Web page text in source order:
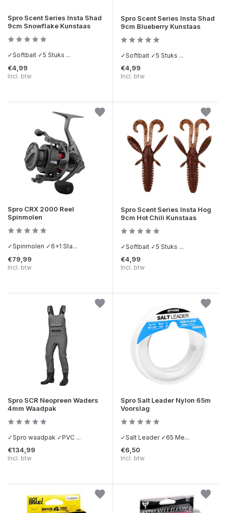
Spro Scent Series Insta Shad
9cm Snowflake Kunstaas
✓Softbait ✓5 Stuks ...
€4,99
Incl. btw
Spro Scent Series Insta Shad
9cm Blueberry Kunstaas
✓Softbait ✓5 Stuks ...
€4,99
Incl. btw
Spro CRX 2000 Reel
Spinmolen
✓Spinmolen ✓6+1 Sta...
€79,99
Incl. btw
Spro Scent Series Insta Hog
9cm Hot Chili Kunstaas
✓Softbait ✓5 Stuks ...
€4,99
Incl. btw
Spro SCR Neopreen Waders
4mm Waadpak
✓Spro waadpak ✓PVC ...
€134,99
Incl. btw
Spro Salt Leader Nylon 65m
Voorslag
✓Salt Leader ✓65 Me...
€6,50
Incl. btw